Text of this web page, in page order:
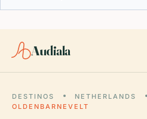
Audiala
DESTINOS NETHERLANDS
OLDENBARNEVELT